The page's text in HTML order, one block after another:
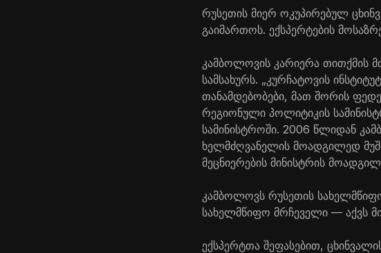
რუსეთის მიერ ოკუპირებულ
გაიმართოს. ექსპერტების
კამბოლოვის კარიერა თითქმის
სამსახურს. „კურჩატოვის
თანამდებობები, მათ შორის
რეგიონული პოლიტიკის
სამინისტროში. 2006 წლიდან
ხელმძღვანელის მოადგილედ
მეცნიერების მინისტრის
კამბოლოვს რუსეთის
სახელმწიფო მრჩეველი — აქვს
ექსპერტთა შეფასებით,